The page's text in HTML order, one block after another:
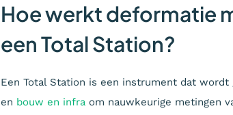
Hoe werkt deformatie
een Total Station?
Een Total Station is een instrument dat
en bouw en infra om nauwkeurige metingen